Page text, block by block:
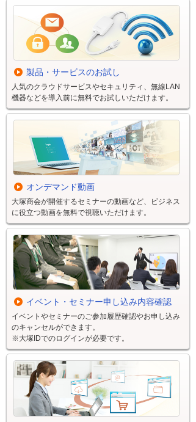
製品・サービスのお試し
人気のクラウドサービスやセキュリティ、無線LAN
機器などを導入前に無料でお試しいただけます。
オンデマンド動画
大塚商会が開催するセミナーの動画など、ビジネス
に役立つ動画を無料で視聴いただけます。
イベント・セミナー申し込み内容確認
イベントやセミナーのご参加履歴確認やお申し込み
のキャンセルができます。
※大塚IDでのログインが必要です。